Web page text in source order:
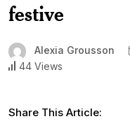
festive
Alexia Grousson
44 Views
Share This Article: